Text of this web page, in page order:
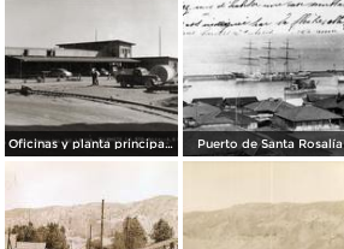
Oficinas y planta principal del compañía Mar Bermejo, S.A. Puerto de Santa Rosalía